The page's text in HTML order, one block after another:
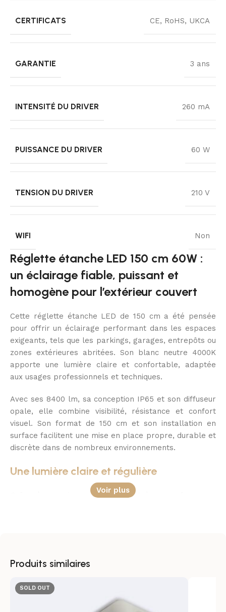
CERTIFICATS CE, RoHS, UKCA
GARANTIE 3 ans
INTENSITÉ DU DRIVER 260 mA
PUISSANCE DU DRIVER 60 W
TENSION DU DRIVER 210 V
WIFI Non
Réglette étanche LED 150 cm 60W :
un éclairage fiable, puissant et
homogène pour l’extérieur couvert
Cette réglette étanche LED de 150 cm a été pensée
pour offrir un éclairage performant dans les espaces
exigeants, tels que les parkings, garages, entrepôts ou
zones extérieures abritées. Son blanc neutre 4000K
apporte une lumière claire et confortable, adaptée
aux usages professionnels et techniques.
Avec ses 8400 lm, sa conception IP65 et son diffuseur
opale, elle combine visibilité, résistance et confort
visuel. Son format de 150 cm et son installation en
surface facilitent une mise en place propre, durable et
discrète dans de nombreux environnements.
Une lumière claire et régulière
Grâce à sa puissance de 60W et à sa performance
Conçue pour les milieux exposés
La protection IP65 assure une excellente résistance à
Voir plus
Produits similaires
SOLD OUT